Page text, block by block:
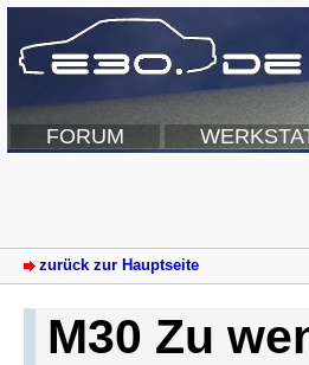
FORUM
zurück zur Hauptseite
M30 Zu